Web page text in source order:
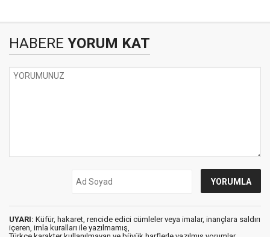
HABERE YORUM KAT
UYARI: Küfür, hakaret, rencide edici cümleler veya imalar, inançlara saldırı
içeren, imla kuralları ile yazılmamış,